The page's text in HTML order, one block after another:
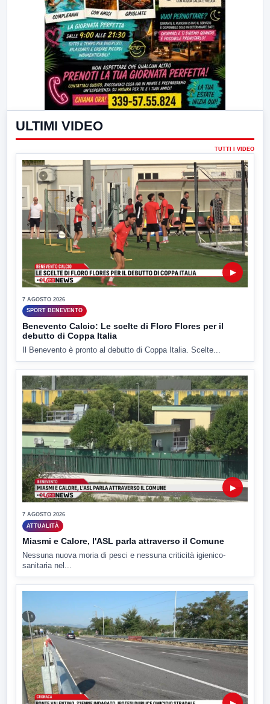
ULTIMI VIDEO
TUTTI I VIDEO
▶
7 AGOSTO 2026
SPORT BENEVENTO
Benevento Calcio: Le scelte di Floro Flores per il
debutto di Coppa Italia
Il Benevento è pronto al debutto di Coppa Italia. Scelte...
▶
7 AGOSTO 2026
ATTUALITÀ
Miasmi e Calore, l'ASL parla attraverso il Comune
Nessuna nuova moria di pesci e nessuna criticità igienico-
sanitaria nel...